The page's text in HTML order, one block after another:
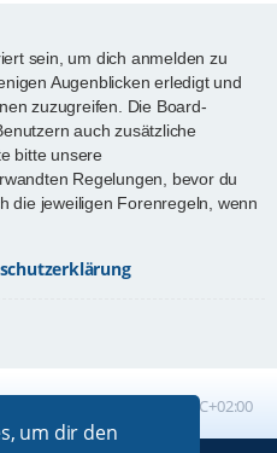
um dir den
sein, um dich anmelden zu
Augenblicken erledigt und
zuzugreifen. Die Board-
auch zusätzliche
bitte unsere
Regelungen, bevor du
die jeweiligen Forenregeln, wenn
UTC+02:00